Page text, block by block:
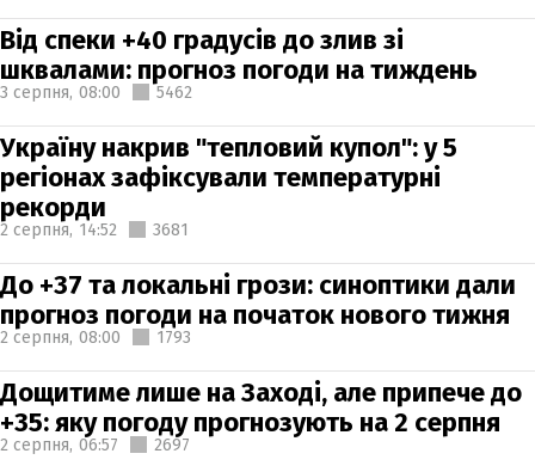
Від спеки +40 градусів до злив зі
шквалами: прогноз погоди на тиждень
3 серпня, 08:00 5462
Україну накрив "тепловий купол": у 5
регіонах зафіксували температурні
рекорди
2 серпня, 14:52 3681
До +37 та локальні грози: синоптики дали
прогноз погоди на початок нового тижня
2 серпня, 08:00 1793
Дощитиме лише на Заході, але припече до
+35: яку погоду прогнозують на 2 серпня
2 серпня, 06:57 2697